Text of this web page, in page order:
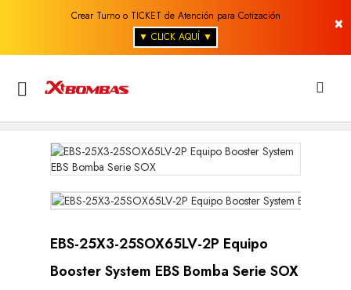
×
Crear Turno o TICKET de Atención para Cotización
▼ CLICK AQUÍ ▼

EBS-25X3-25SOX65LV-2P Equipo
Booster System EBS Bomba Serie SOX